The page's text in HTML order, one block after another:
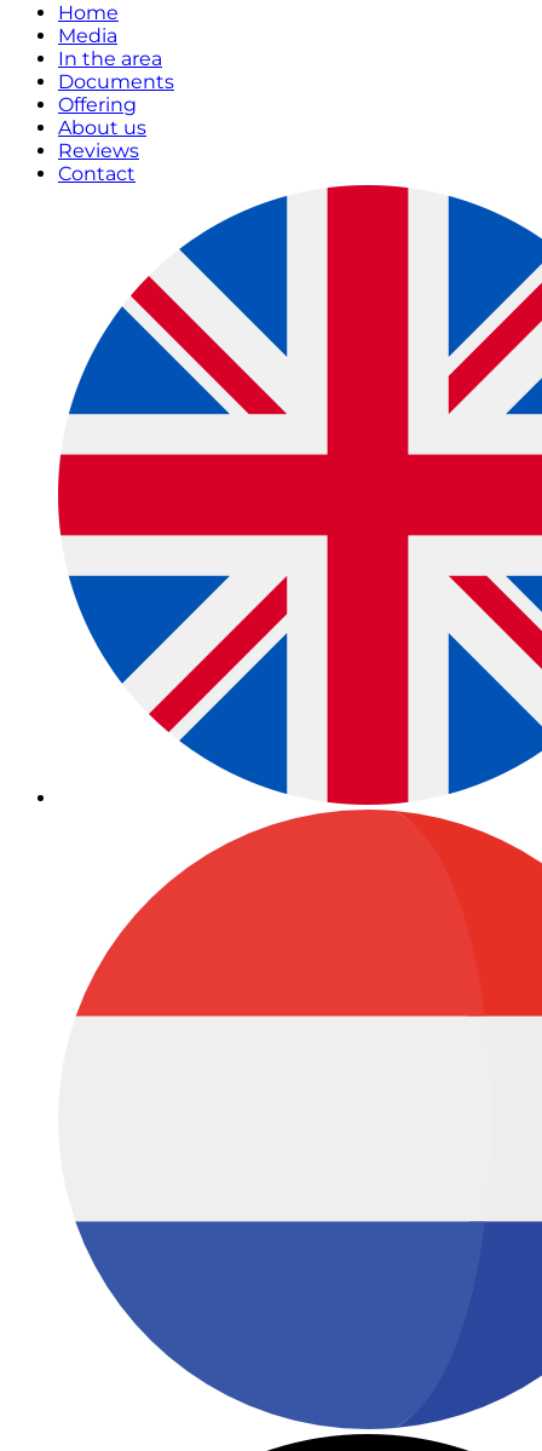
Home
Media
In the area
Documents
Offering
About us
Reviews
Contact